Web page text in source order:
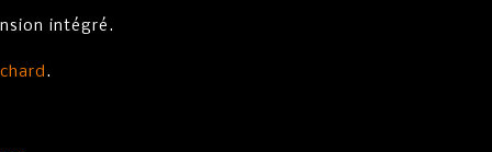
intégré.
.